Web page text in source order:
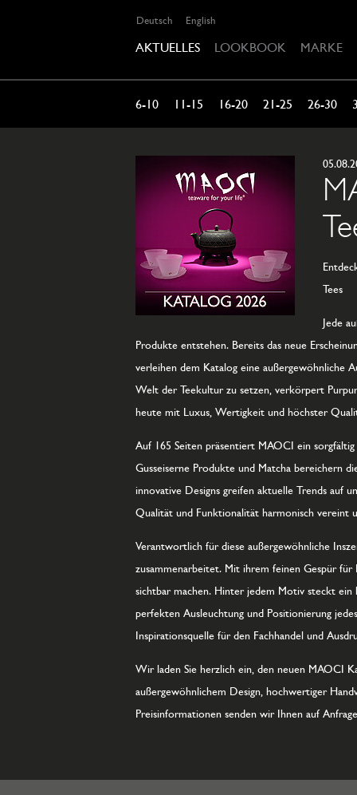
AKTUELLES LOOKBOOK MARKE
6-10 11-15 16-20 21-25 26-30
Tees
Jede
Produkte entstehen. Bereits das neue
verleihen dem Katalog eine außergewöhnliche
Welt der Teekultur zu setzen, verkörpert
heute mit Luxus, Wertigkeit und höchster
Auf 165 Seiten präsentiert MAOCI ein sorgfältig
Gusseiserne Produkte und Matcha bereichern
innovative Designs greifen aktuelle Trends auf
Qualität und Funktionalität harmonisch vereint
Verantwortlich für diese außergewöhnliche
zusammenarbeitet. Mit ihrem feinen Gespür
sichtbar machen. Hinter jedem Motiv steckt ein
perfekten Ausleuchtung und Positionierung
Inspirationsquelle für den Fachhandel und
Wir laden Sie herzlich ein, den neuen MAOCI
außergewöhnlichem Design, hochwertiger
Preisinformationen senden wir Ihnen auf
Deutsch English